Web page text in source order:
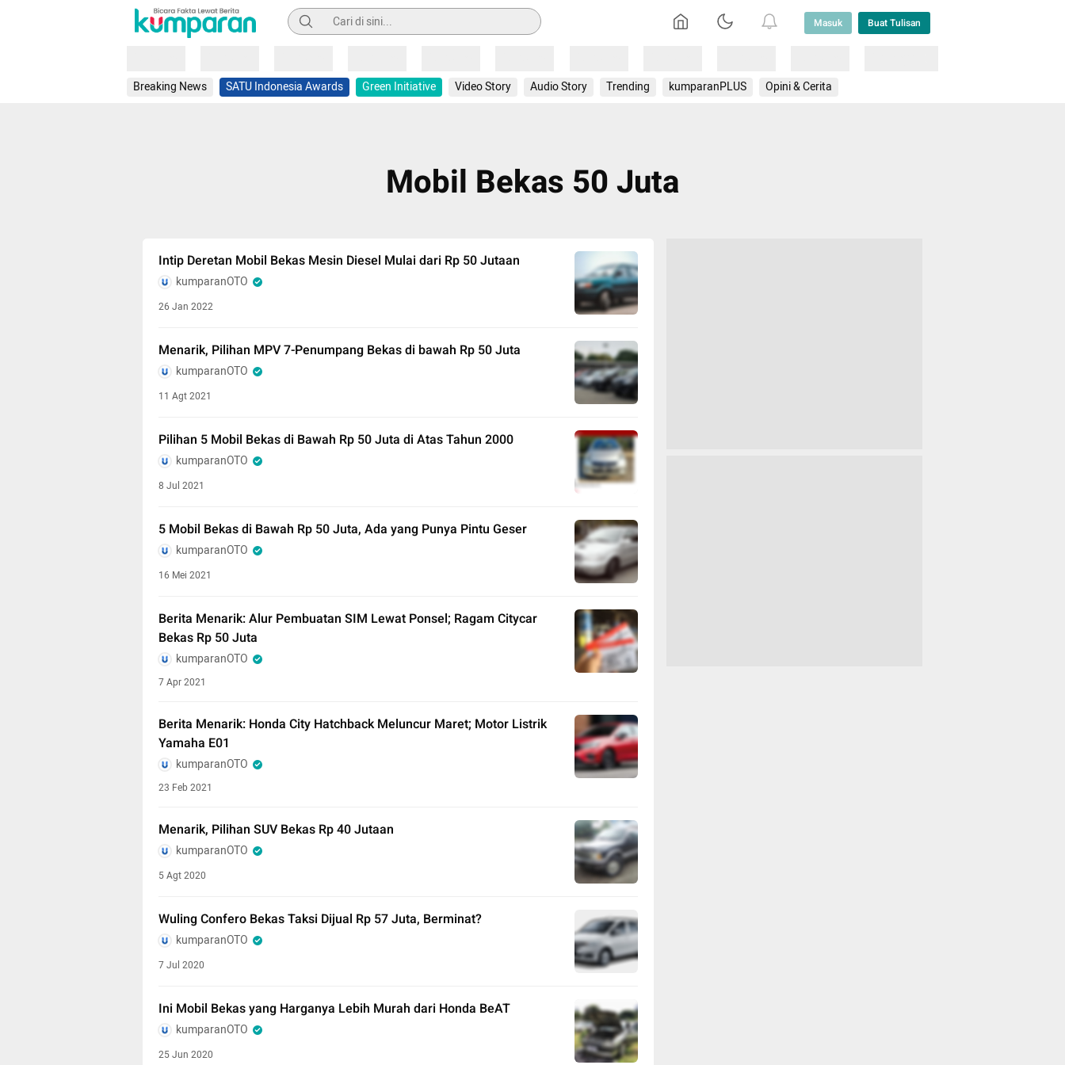
Pencarian Masuk Buat Tulisan
Breaking News SATU Indonesia Awards Green Initiative Video Story Audio Story Trending kumparanPLUS Opini & Cerita
Mobil Bekas 50 Juta
Intip Deretan Mobil Bekas Mesin Diesel Mulai dari Rp 50 Jutaan
kumparanOTO
26 Jan 2022
Menarik, Pilihan MPV 7-Penumpang Bekas di bawah Rp 50 Juta
kumparanOTO
11 Agt 2021
Pilihan 5 Mobil Bekas di Bawah Rp 50 Juta di Atas Tahun 2000
kumparanOTO
8 Jul 2021
5 Mobil Bekas di Bawah Rp 50 Juta, Ada yang Punya Pintu Geser
kumparanOTO
16 Mei 2021
Berita Menarik: Alur Pembuatan SIM Lewat Ponsel; Ragam Citycar
Bekas Rp 50 Juta
kumparanOTO
7 Apr 2021
Berita Menarik: Honda City Hatchback Meluncur Maret; Motor Listrik
Yamaha E01
kumparanOTO
23 Feb 2021
Menarik, Pilihan SUV Bekas Rp 40 Jutaan
kumparanOTO
5 Agt 2020
Wuling Confero Bekas Taksi Dijual Rp 57 Juta, Berminat?
kumparanOTO
7 Jul 2020
Ini Mobil Bekas yang Harganya Lebih Murah dari Honda BeAT
kumparanOTO
25 Jun 2020